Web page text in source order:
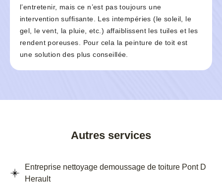
l’entretenir, mais ce n’est pas toujours une
intervention suffisante. Les intempéries (le soleil, le
gel, le vent, la pluie, etc.) affaiblissent les tuiles et les
rendent poreuses. Pour cela la peinture de toit est
une solution des plus conseillée.
Autres services
Entreprise nettoyage demoussage de toiture Pont D
Herault